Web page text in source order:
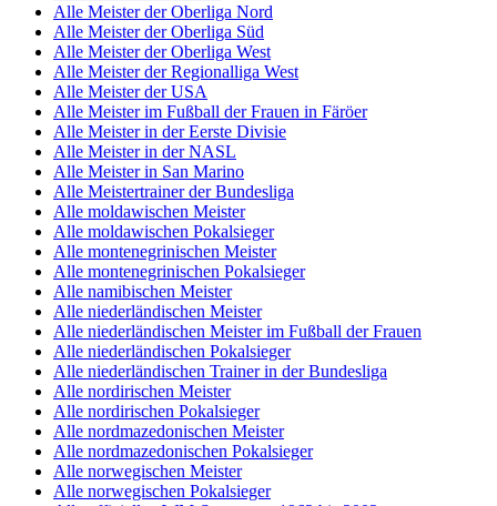
Alle Meister der Oberliga Nord
Alle Meister der Oberliga Süd
Alle Meister der Oberliga West
Alle Meister der Regionalliga West
Alle Meister der USA
Alle Meister im Fußball der Frauen in Färöer
Alle Meister in der Eerste Divisie
Alle Meister in der NASL
Alle Meister in San Marino
Alle Meistertrainer der Bundesliga
Alle moldawischen Meister
Alle moldawischen Pokalsieger
Alle montenegrinischen Meister
Alle montenegrinischen Pokalsieger
Alle namibischen Meister
Alle niederländischen Meister
Alle niederländischen Meister im Fußball der Frauen
Alle niederländischen Pokalsieger
Alle niederländischen Trainer in der Bundesliga
Alle nordirischen Meister
Alle nordirischen Pokalsieger
Alle nordmazedonischen Meister
Alle nordmazedonischen Pokalsieger
Alle norwegischen Meister
Alle norwegischen Pokalsieger